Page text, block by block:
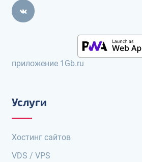
приложение 1Gb.ru
Услуги
Хостинг сайтов
VDS / VPS